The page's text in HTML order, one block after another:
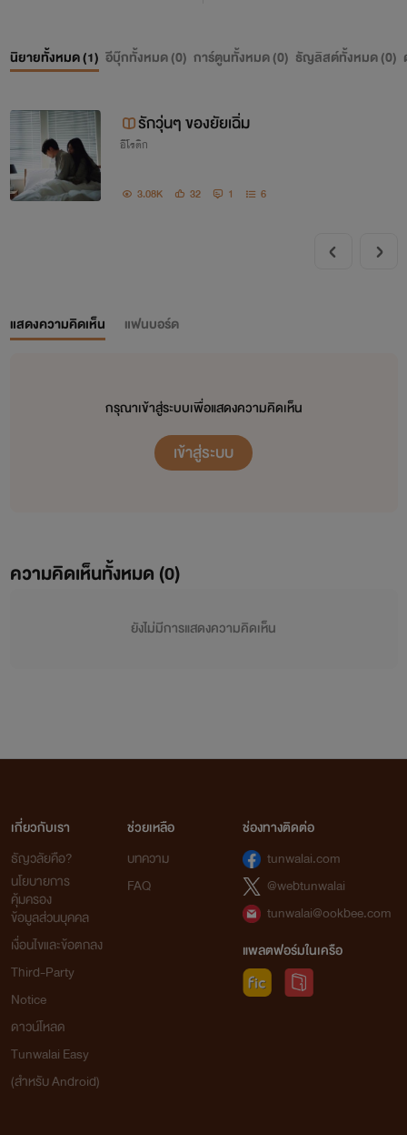
นิยายทั้งหมด (1) อีบุ๊กทั้งหมด (0) การ์ตูนทั้งหมด (0) ธัญลิสต์ทั้งหมด (0)
รักวุ่นๆ ของยัยเฉิ่ม
อีโรติก
3.08K 32 1 6
แสดงความคิดเห็น แฟนบอร์ด
กรุณาเข้าสู่ระบบเพื่อแสดงความคิดเห็น
เข้าสู่ระบบ
ความคิดเห็นทั้งหมด (0)
ยังไม่มีการแสดงความคิดเห็น
เกี่ยวกับเรา
ธัญวลัยคือ?
นโยบายการ
คุ้มครอง
ข้อมูลส่วนบุคคล
เงื่อนไขและข้อตกลง
Third-Party
Notice
ดาวน์โหลด
Tunwalai Easy
(สำหรับ Android)
ช่วยเหลือ
บทความ
FAQ
ช่องทางติดต่อ
tunwalai.com
@webtunwalai
tunwalai@ookbee.com
แพลตฟอร์มในเครือ